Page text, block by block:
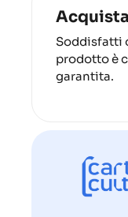
Soddisfatti
prodotto è
garantita.